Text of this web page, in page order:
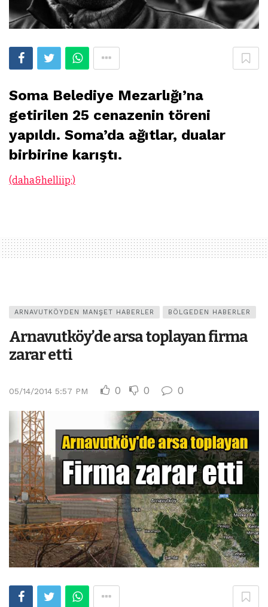
Soma Belediye Mezarlığı’na
getirilen 25 cenazenin töreni
yapıldı. Soma’da ağıtlar, dualar
birbirine karıştı.
(daha&helliip;)
ARNAVUTKÖYDEN MANŞET HABERLER BÖLGEDEN HABERLER
Arnavutköy’de arsa toplayan firma
zarar etti
05/14/2014 5:57 PM 0 0 0